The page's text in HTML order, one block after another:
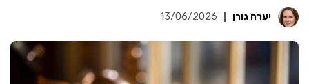
יערה גורן 13/06/2026